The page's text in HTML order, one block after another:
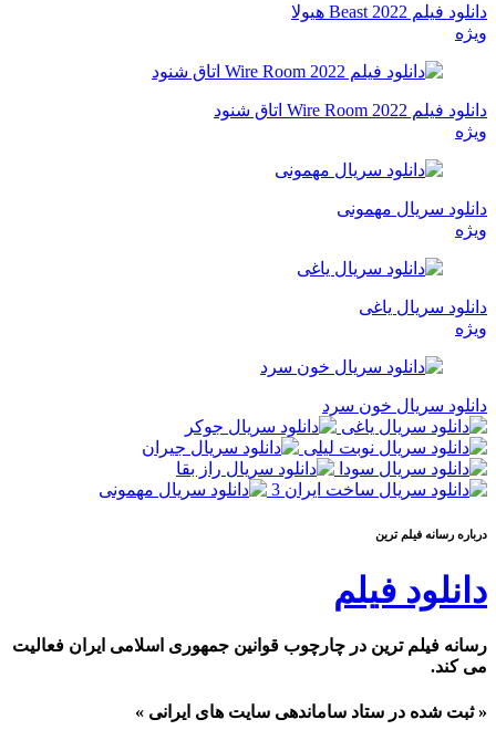
دانلود فیلم Beast 2022 هیولا
ویژه
دانلود فیلم Wire Room 2022 اتاق شنود
ویژه
دانلود سریال مهمونی
ویژه
دانلود سریال یاغی
ویژه
دانلود سریال خون سرد
درباره رسانه فیلم ترین
دانلود فیلم
رسانه فیلم ترین در چارچوب قوانین جمهوری اسلامی ایران فعالیت
می کند.
« ثبت شده در ستاد ساماندهی سایت های ایرانی »